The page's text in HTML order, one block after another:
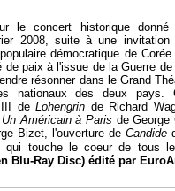
concert historique donné
2008, suite à une
démocratique de
paix à l'issue de la Guerre
résonner dans le Grand
nationaux des deux pays.
III deLohengrin de Richard
Un Américain à Paris de
Bizet, l'ouverture de Candide
qui touche le coeur de tous
Blu-Ray Disc) édité par